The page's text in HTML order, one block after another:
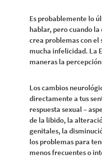
Es probablemente lo
hablar, pero cuando
crea problemas con el
mucha infelicidad. La
maneras la
Los cambios
directamente a tus
respuesta sexual –
de la libido, la
genitales, la
los problemas para
menos frecuentes o